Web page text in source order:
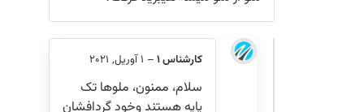
کارشناس 1
سلام، ممنون، ملوها تک
پایه هستند وخود گردافشان